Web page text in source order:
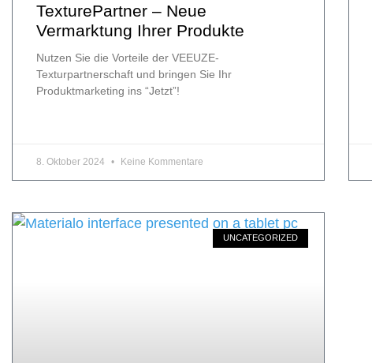
TexturePartner – Neue
Vermarktung Ihrer Produkte
Nutzen Sie die Vorteile der VEEUZE-
Texturpartnerschaft und bringen Sie Ihr
Produktmarketing ins “Jetzt”!
8. Oktober 2024 Keine Kommentare
UNCATEGORIZED